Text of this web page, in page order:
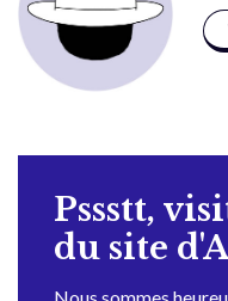
Pssstt,
du site